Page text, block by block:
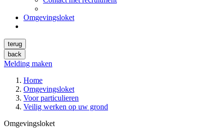
Omgevingsloket
terug
back
Melding maken
Home
Omgevingsloket
Voor particulieren
Veilig werken op uw grond
Omgevingsloket